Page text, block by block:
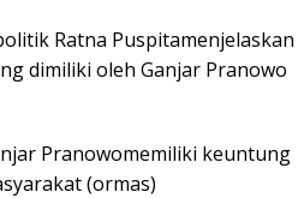
Ratna Puspitamenjelaskan
dimiliki oleh Ganjar Pranowo
Pranowomemiliki keuntung
(ormas)